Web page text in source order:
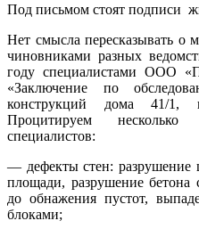
Под письмом стоят подписи
Нет смысла пересказывать о
чиновниками разных
году специалистами ООО
«Заключение по
конструкций дома 41/1,
Процитируем
специалистов:
— дефекты стен: разрушение
площади, разрушение бетона
до обнажения пустот,
блоками;